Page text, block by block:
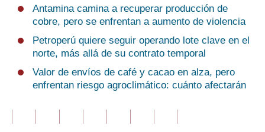
Antamina camina a recuperar producción de
cobre, pero se enfrentan a aumento de violencia
Petroperú quiere seguir operando lote clave en el
norte, más allá de su contrato temporal
Valor de envíos de café y cacao en alza, pero
enfrentan riesgo agroclimático: cuánto afectarán